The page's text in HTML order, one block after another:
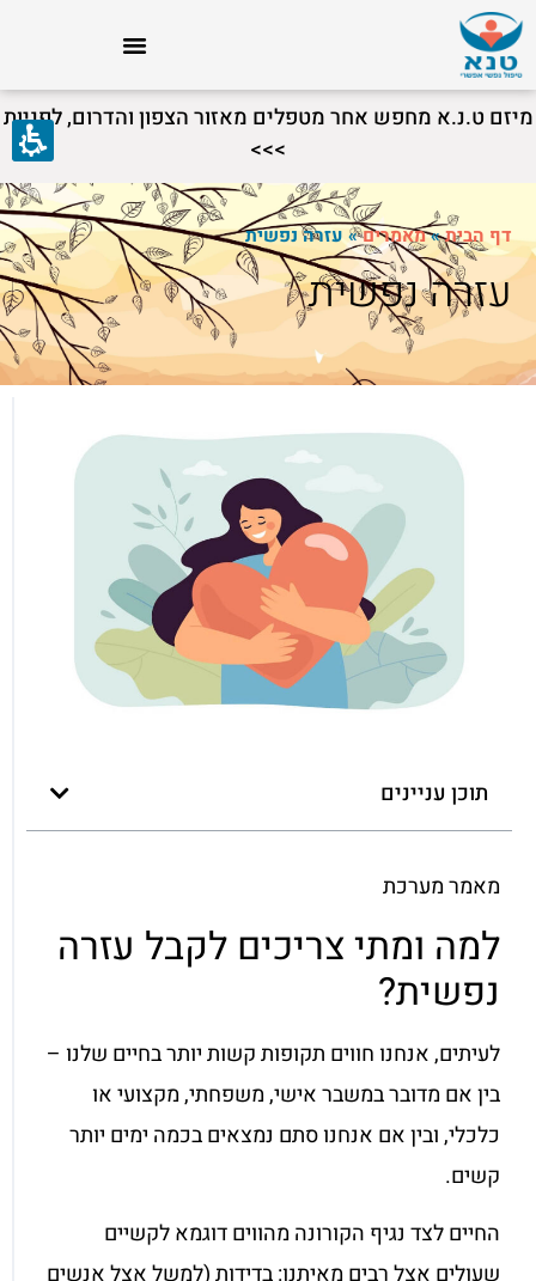
מיזם ט.נ.א מחפש אחר מטפלים מאזור הצפון והדרום, לפניות
>>>
דף הבית»מאמרים» עזרה נפשית
עזרה נפשית
תוכן עניינים
מאמר מערכת
למה ומתי צריכים לקבל עזרה
נפשית?
לעיתים, אנחנו חווים תקופות קשות יותר בחיים שלנו –
בין אם מדובר במשבר אישי, משפחתי, מקצועי או
כלכלי, ובין אם אנחנו סתם נמצאים בכמה ימים יותר
קשים.
החיים לצד נגיף הקורונה מהווים דוגמא לקשיים